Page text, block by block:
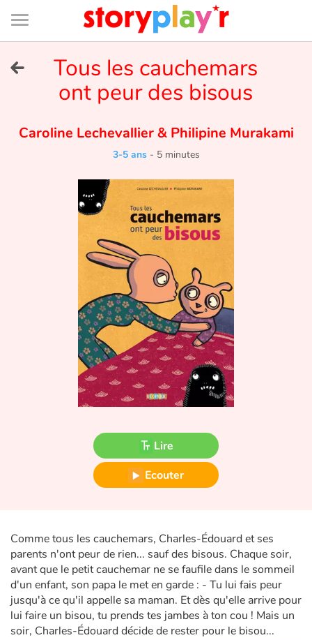
Connexion
Bibliothèque
de
page
Je me connecte
Tester gratuitement
Bibliothèque
Fable, mythe, littérature et poésie
Princesses et princes, rois, reines et dragons
Ogres, monstres et sorcières
Écologie, nature, saisons
Autour du monde
Apprentissage
Art, espace, activité
Tous les cauchemars
ont peur des bisous
Caroline Lechevallier&Philipine Murakami
3-5 ans- 5 minutes
Lire
Ecouter
Comme tous les cauchemars, Charles-Édouard et ses
parents n'ont peur de rien... sauf des bisous. Chaque soir,
avant que le petit cauchemar ne se faufile dans le sommeil
d'un enfant, son papa le met en garde : - Tu lui fais peur
jusqu'à ce qu'il appelle sa maman. Et dès qu'elle arrive pour
lui faire un bisou, tu prends tes jambes à ton cou ! Mais un
soir, Charles-Édouard décide de rester pour le bisou...